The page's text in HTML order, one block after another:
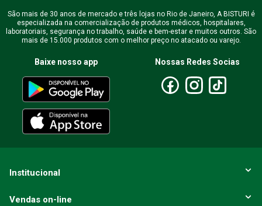
São mais de 30 anos de mercado e três lojas no Rio de Janeiro, A BISTURI é
especializada na comercialização de produtos médicos, hospitalares,
laboratoriais, segurança no trabalho, saúde e bem-estar e muitos outros. São
mais de 15.000 produtos com o melhor preço no atacado ou varejo.
Baixe nosso app Nossas Redes Socias
Institucional
Vendas on-line